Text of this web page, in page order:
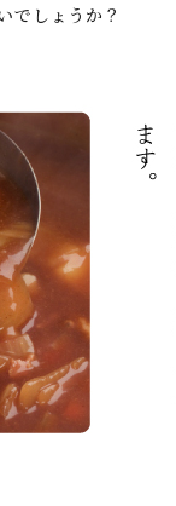
でしょうか？